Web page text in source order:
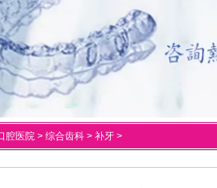
腔医院 > 综合齿科 > 补牙 >